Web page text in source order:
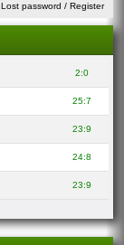
Lost password / Register
2:0
25:7
23:9
24:8
23:9